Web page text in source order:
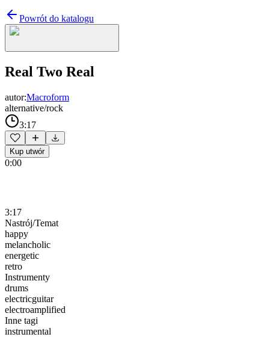
Powrót do katalogu
Real Two Real
autor:Macroform
alternative/rock
3:17
Kup utwór
0:00
3:17
Nastrój/Temat
happy
melancholic
energetic
retro
Instrumenty
drums
electricguitar
electroamplified
Inne tagi
instrumental